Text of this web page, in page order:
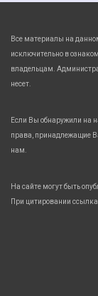
Все материалы на
исключительно в
владельцам.
несет.
Если Вы обнаружили на
права, принадлежащие
нам.
На сайте могут быть
При цитировании ссылка